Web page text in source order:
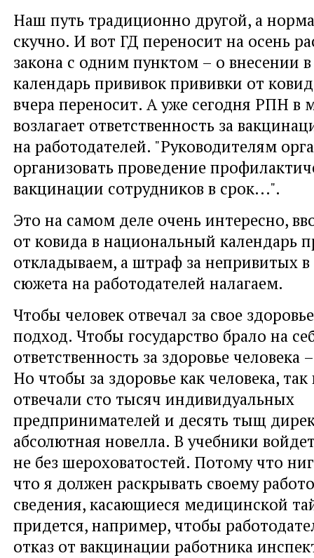
Наш путь традиционно другой, а
скучно. И вот ГД переносит на осень
закона с одним пунктом – о внесении
календарь прививок прививки от
вчера переносит. А уже сегодня РПН в
возлагает ответственность за
на работодателей. "Руководителям
организовать проведение
вакцинации сотрудников в срок...".
Это на самом деле очень интересно,
от ковида в национальный календарь
откладываем, а штраф за непривитых в
сюжета на работодателей налагаем.
Чтобы человек отвечал за свое
подход. Чтобы государство брало на
ответственность за здоровье
Но чтобы за здоровье как человека,
отвечали сто тысяч индивидуальных
предпринимателей и десять тыщ
абсолютная новелла. В учебники
не без шероховатостей. Потому что
что я должен раскрывать своему
сведения, касающиеся медицинской
придется, например, чтобы
отказ от вакцинации работника